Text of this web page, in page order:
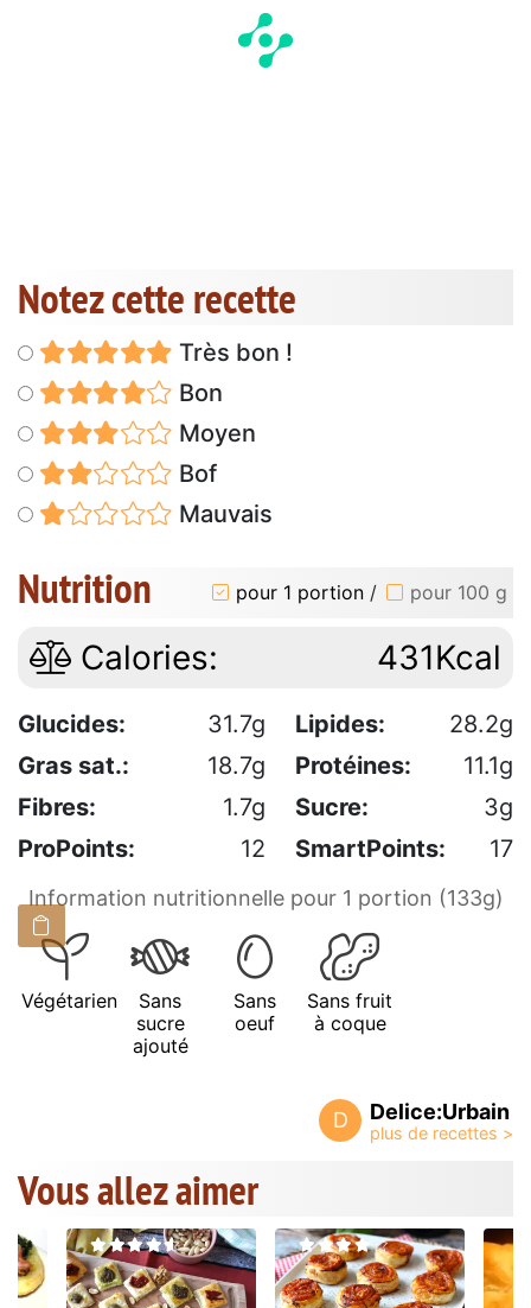
Notez cette recette
Très bon !
Bon
Moyen
Bof
Mauvais
Nutrition pour 1 portion / pour 100 g
Calories: 431Kcal
Glucides: 31.7g Lipides:
28.2g
Gras sat.:
18.7g Protéines:
11.1g
Fibres:
1.7g Sucre:
3g
ProPoints:
12 SmartPoints: 17
Information nutritionnelle pour 1 portion (133g)
Végétarien
Sans
sucre
ajouté
Sans
oeuf
Sans fruit
à coque
D Delice:Urbain
Vous allez aimer